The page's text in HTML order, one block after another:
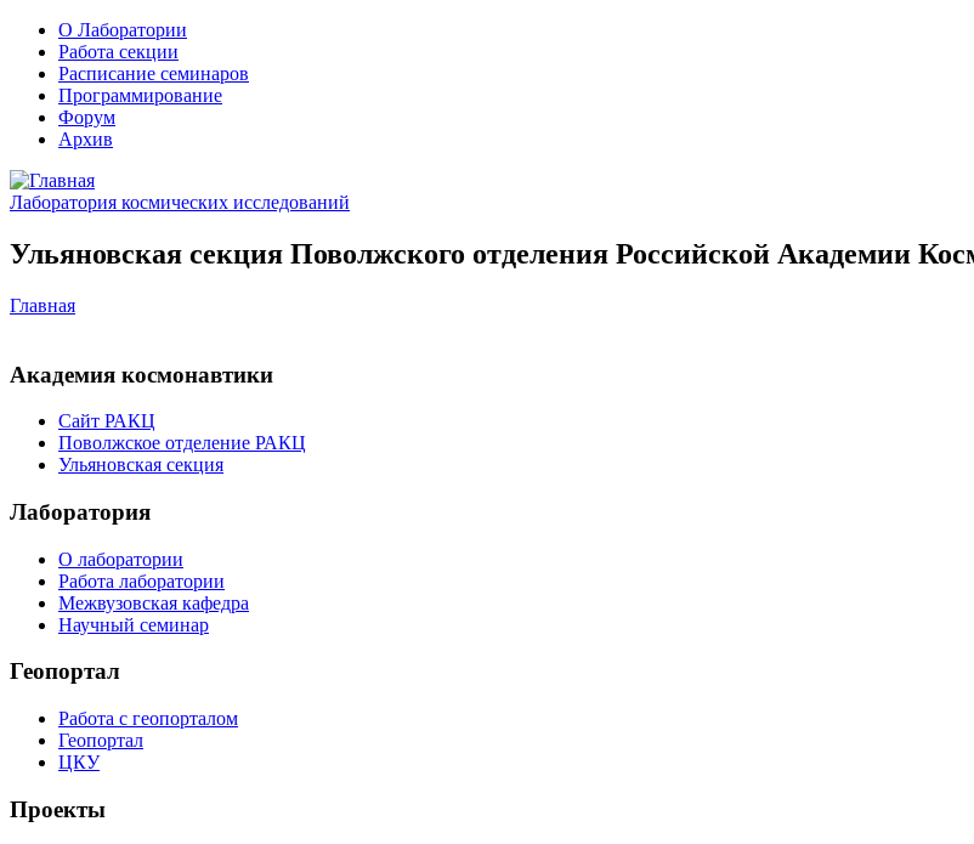
О Лаборатории
Работа секции
Расписание семинаров
Программирование
Форум
Архив
Лаборатория космических исследований
Ульяновская секция Поволжского отделения Российской Академии
Главная
Академия космонавтики
Сайт РАКЦ
Поволжское отделение РАКЦ
Ульяновская секция
Лаборатория
О лаборатории
Работа лаборатории
Межвузовская кафедра
Научный семинар
Геопортал
Работа с геопорталом
Геопортал
ЦКУ
Проекты